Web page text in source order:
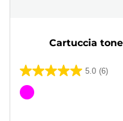
Cartuccia
5.0 (6)
5.0
su
Cartuccia